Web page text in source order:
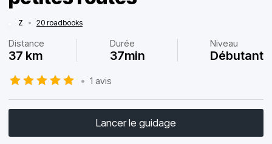
Z • 20 roadbooks
Distance
37 km
Durée
37min
Niveau
Débutant
• 1 avis
Lancer le guidage